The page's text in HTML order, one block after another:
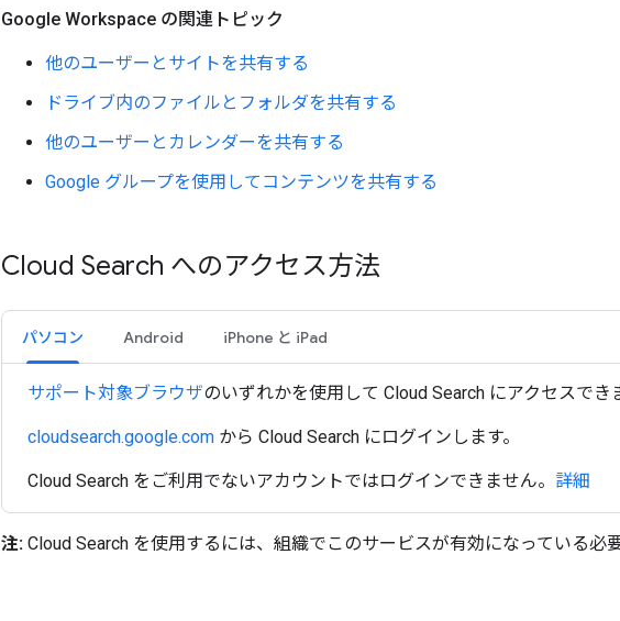
Google Workspace の関連トピック
他のユーザーとサイトを共有する
ドライブ内のファイルとフォルダを共有する
他のユーザーとカレンダーを共有する
Google グループを使用してコンテンツを共有する
Cloud Search へのアクセス方法
パソコン Android iPhone と iPad
サポート対象ブラウザのいずれかを使用して Cloud Search にアクセスでき
cloudsearch.google.com から Cloud Search にログインします。
Cloud Search をご利用でないアカウントではログインできません。 詳細
注: Cloud Search を使用するには、組織でこのサービスが有効になっている必